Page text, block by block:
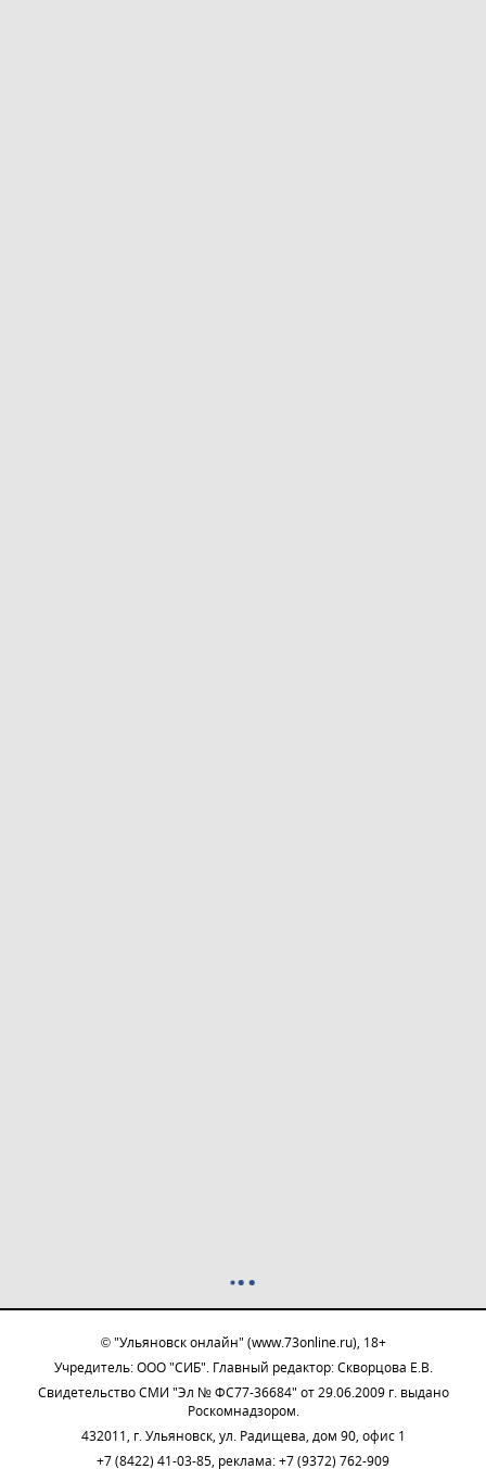
© "Ульяновск онлайн" (www.73online.ru), 18+
Учредитель: ООО "СИБ". Главный редактор: Скворцова Е.В.
Свидетельство СМИ "Эл № ФС77-36684" от 29.06.2009 г. выдано
Роскомнадзором.
432011, г. Ульяновск, ул. Радищева, дом 90, офис 1
+7 (8422) 41-03-85, реклама: +7 (9372) 762-909